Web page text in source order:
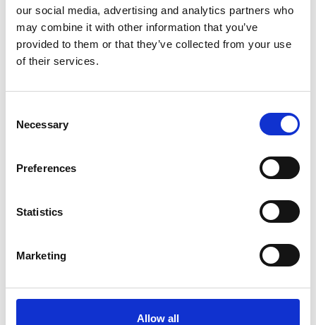
our social media, advertising and analytics partners who
may combine it with other information that you’ve
provided to them or that they’ve collected from your use
of their services.
Selection
Necessary
Preferences
Statistics
Marketing
Allow all
Tilmeld dig vores nyhedsbrev og få seneste